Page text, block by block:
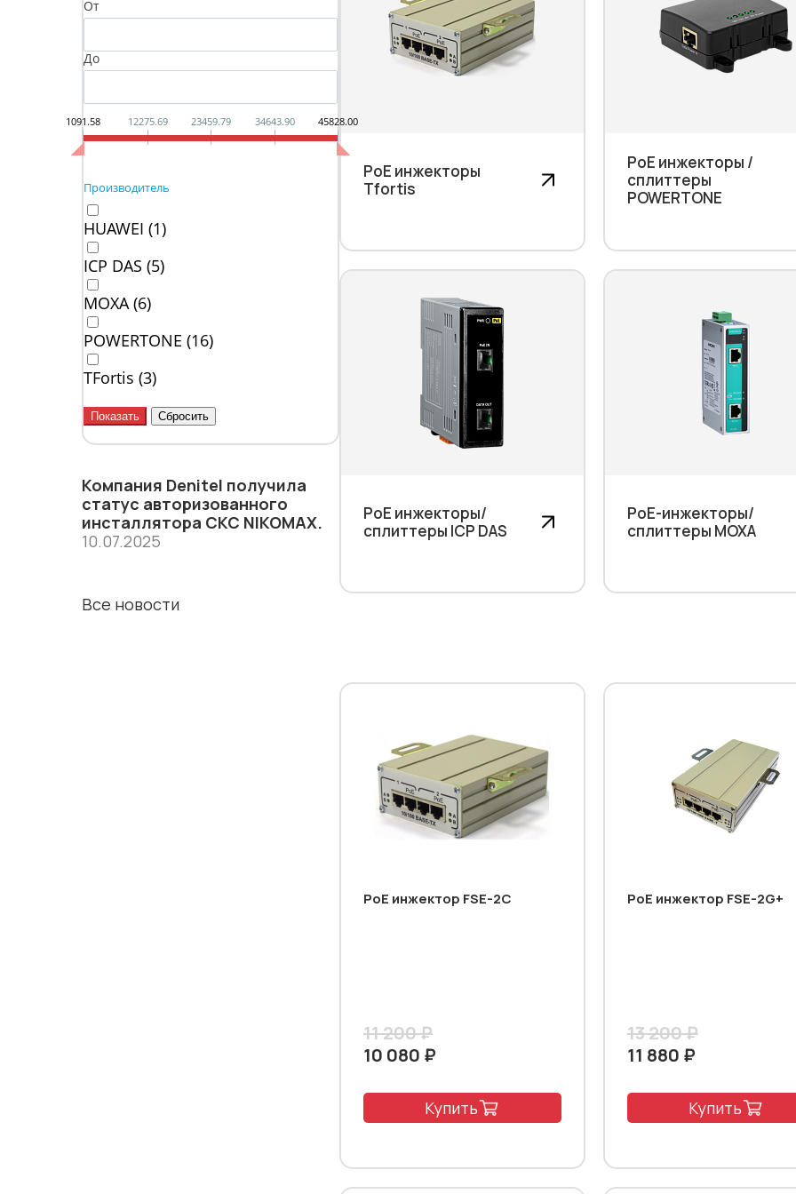
От
До
1091.58 12275.69 23459.79 34643.90 45828.00
Производитель
HUAWEI (1)
ICP DAS (5)
MOXA (6)
POWERTONE (16)
TFortis (3)
Компания Denitel получила
статус aвторизованного
инсталлятора СКС NIKOMAX.
10.07.2025
Все новости
PoE инжекторы
Tfortis
PoE инжекторы /
сплиттеры
POWERTONE
PoE инжекторы/
сплиттеры ICP DAS
PoE-инжекторы/
сплиттеры MOXA
PoE инжектор FSE-2C
11 200 ₽
10 080 ₽
Купить
PoE инжектор FSE-2G+
13 200 ₽
11 880 ₽
Купить